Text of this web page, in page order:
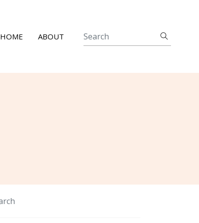
HOME ABOUT